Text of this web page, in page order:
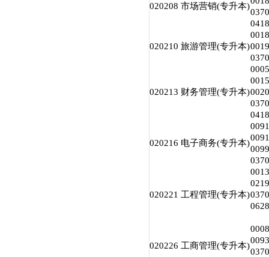
020208 市场营销(专升本)
020210 旅游管理(专升本)
020213 财务管理(专升本)
020216 电子商务(专升本)
020221 工程管理(专升本)
020226 工商管理(专升本)